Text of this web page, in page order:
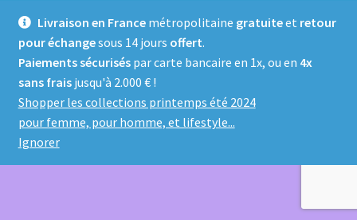
Livraison en France métropolitaine gratuiteet retour
pour échangesous 14 jours offert.
Paiements sécuriséspar carte bancaire en 1x, ou en 4x
sans fraisjusqu'à 2.000 € !
Shopper les collections printemps été 2024
pour femme, pour homme, et lifestyle...
Ignorer